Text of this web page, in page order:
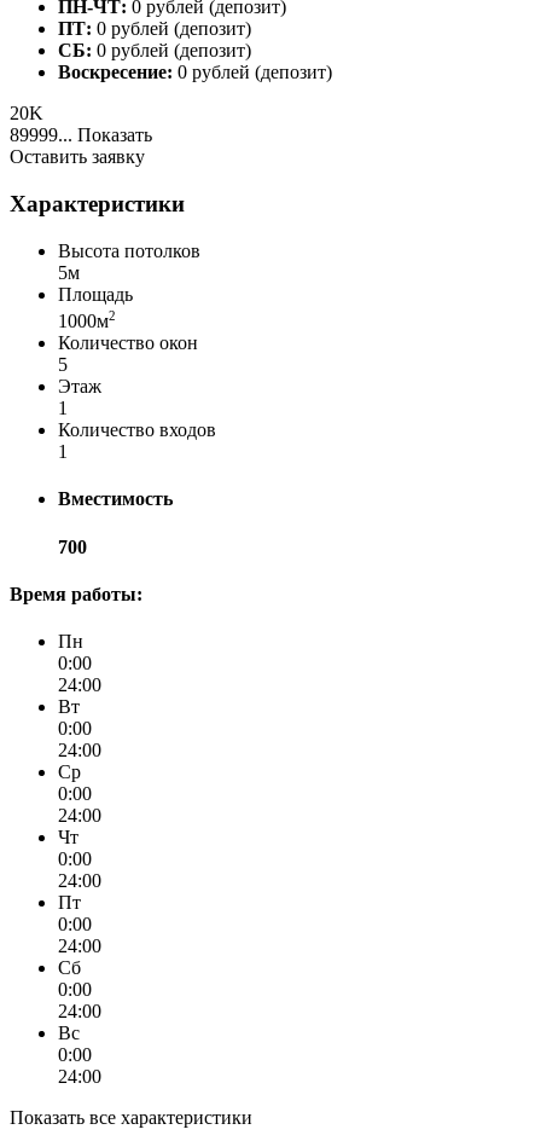
ПН-ЧТ: 0 рублей (депозит)
ПТ: 0 рублей (депозит)
СБ: 0 рублей (депозит)
Воскресение: 0 рублей (депозит)
20K
89999... Показать
Оставить заявку
Характеристики
Высота потолков
5м
Площадь
1000м2
Количество окон
5
Этаж
1
Количество входов
1
Вместимость
700
Время работы:
Пн
0:00
24:00
Вт
0:00
24:00
Ср
0:00
24:00
Чт
0:00
24:00
Пт
0:00
24:00
Сб
0:00
24:00
Вс
0:00
24:00
Показать все характеристики